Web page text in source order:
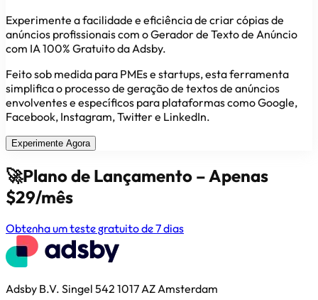
Experimente a facilidade e eficiência de criar cópias de
anúncios profissionais com o Gerador de Texto de Anúncio
com IA 100% Gratuito da Adsby.
Feito sob medida para PMEs e startups, esta ferramenta
simplifica o processo de geração de textos de anúncios
envolventes e específicos para plataformas como Google,
Facebook, Instagram, Twitter e LinkedIn.
Experimente Agora
🚀Plano de Lançamento – Apenas
$29/mês
Obtenha um teste gratuito de 7 dias
Adsby B.V. Singel 542 1017 AZ Amsterdam